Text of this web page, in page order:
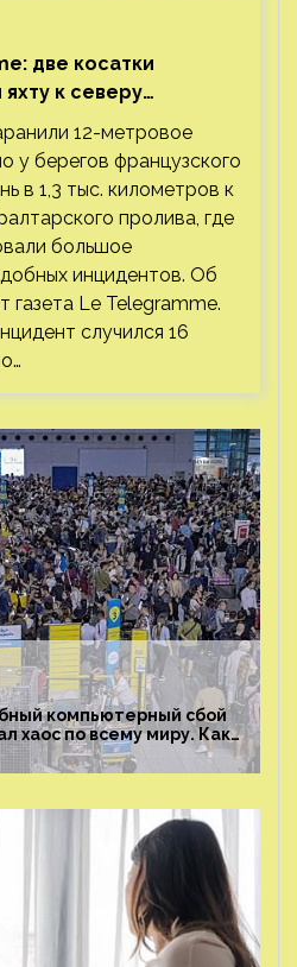
две косатки
к северу
пролива
12-метровое
у берегов французского
в 1,3 тыс. километров к
пролива, где
большое
инцидентов. Об
газета Le Telegramme.
случился 16
компьютерный сбой
хаос по всему миру. Как